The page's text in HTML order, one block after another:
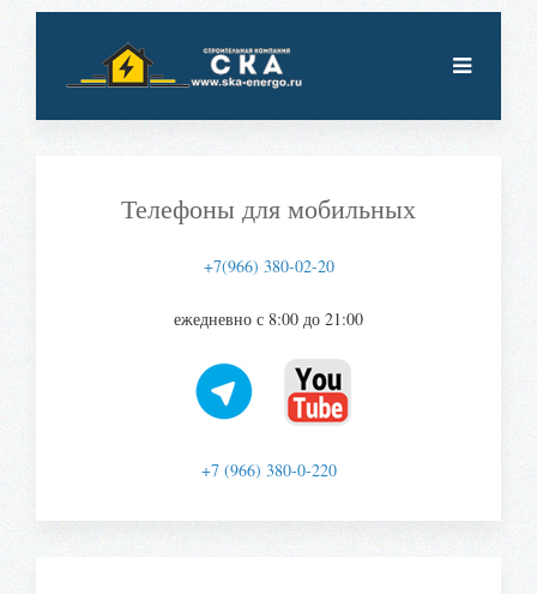
Телефоны для мобильных
+7(966) 380-02-20
ежедневно с 8:00 до 21:00
+7 (966) 380-0-220